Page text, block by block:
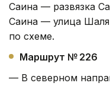
Саина — развязка
Саина — улица
по схеме.
Маршрут № 226
— В северном